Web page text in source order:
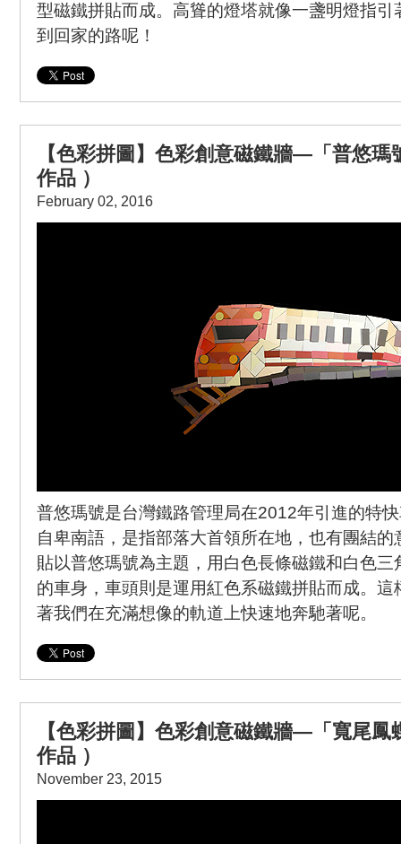
型磁鐵拼貼而成。高聳的燈塔就像一盞明燈指引
到回家的路呢！
【色彩拼圖】色彩創意磁鐵牆—「普悠瑪
作品 ）
February 02, 2016
普悠瑪號是台灣鐵路管理局在2012年引進的特
自卑南語，是指部落大首領所在地，也有團結
貼以普悠瑪號為主題，用白色長條磁鐵和白色
的車身，車頭則是運用紅色系磁鐵拼貼而成。
著我們在充滿想像的軌道上快速地奔馳著呢。
【色彩拼圖】色彩創意磁鐵牆—「寬尾鳳
作品 ）
November 23, 2015